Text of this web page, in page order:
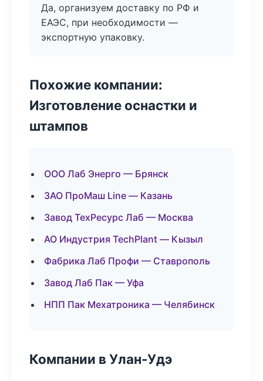
Да, организуем доставку по РФ и
ЕАЭС, при необходимости —
экспортную упаковку.
Похожие компании:
Изготовление оснастки и
штампов
ООО Лаб Энерго — Брянск
ЗАО ПроМаш Line — Казань
Завод ТехРесурс Лаб — Москва
АО Индустрия TechPlant — Кызыл
Фабрика Лаб Профи — Ставрополь
Завод Лаб Пак — Уфа
НПП Пак Мехатроника — Челябинск
Компании в Улан-Удэ